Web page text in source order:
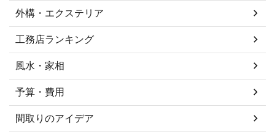
外構・エクステリア
工務店ランキング
風水・家相
予算・費用
間取りのアイデア